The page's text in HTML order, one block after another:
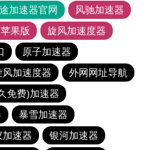
加速器官网
风驰加速器
果版
旋风加速度器
原子加速器
风加速度器
外网网址导航
免费)加速器
暴雪加速器
加速器
银河加速器